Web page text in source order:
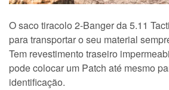
O saco tiracolo 2-Banger da 5.11
para transportar o seu material
Tem revestimento traseiro
pode colocar um Patch até mesmo
identificação.